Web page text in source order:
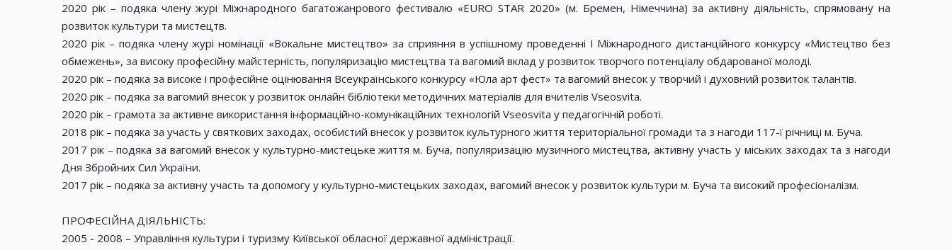
2020 рік – подяка члену журі Міжнародного багатожанрового фестивалю «EURO STAR 2020» (м. Бремен, Німеччина) за активну діяльність, спрямовану на
розвиток культури та мистецтв.
2020 рік – подяка члену журі номінації «Вокальне мистецтво» за сприяння в успішному проведенні І Міжнародного дистанційного конкурсу «Мистецтво без
обмежень», за високу професійну майстерність, популяризацію мистецтва та вагомий вклад у розвиток творчого потенціалу обдарованої молоді.
2020 рік – подяка за високе і професійне оцінювання Всеукраїнського конкурсу «Юла арт фест» та вагомий внесок у творчий і духовний розвиток талантів.
2020 рік – подяка за вагомий внесок у розвиток онлайн бібліотеки методичних матеріалів для вчителів Vseosvita.
2020 рік – грамота за активне використання інформаційно-комунікаційних технологій Vseosvita у педагогічній роботі.
2018 рік – подяка за участь у святкових заходах, особистий внесок у розвиток культурного життя територіальної громади та з нагоди 117-ї річниці м. Буча.
2017 рік – подяка за вагомий внесок у культурно-мистецьке життя м. Буча, популяризацію музичного мистецтва, активну участь у міських заходах та з нагоди
Дня Збройних Сил України.
2017 рік – подяка за активну участь та допомогу у культурно-мистецьких заходах, вагомий внесок у розвиток культури м. Буча та високий професіоналізм.
ПРОФЕСІЙНА ДІЯЛЬНІСТЬ:
2005 - 2008 – Управління культури і туризму Київської обласної державної адміністрації.